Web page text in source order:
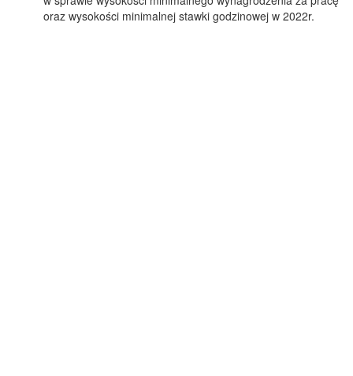
oraz wysokości minimalnej stawki godzinowej w 2022r.